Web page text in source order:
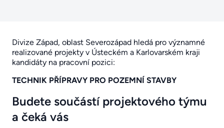
Divize Západ, oblast Severozápad hledá pro významné
realizované projekty v Ústeckém a Karlovarském kraji
kandidáty na pracovní pozici:
TECHNIK PŘÍPRAVY PRO POZEMNÍ STAVBY
Budete součástí projektového týmu
a čeká vás